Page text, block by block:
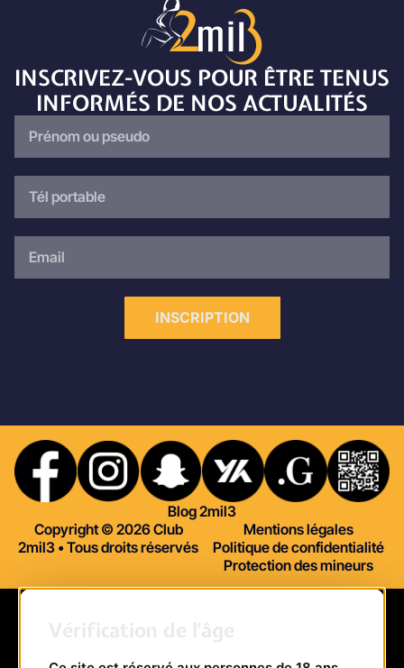
INSCRIVEZ-VOUS POUR ÊTRE TENUS
INFORMÉS DE NOS ACTUALITÉS
INSCRIPTION
Blog 2mil3
Copyright © 2026 Club
2mil3 • Tous droits réservés
Mentions légales
Politique de confidentialité
Protection des mineurs